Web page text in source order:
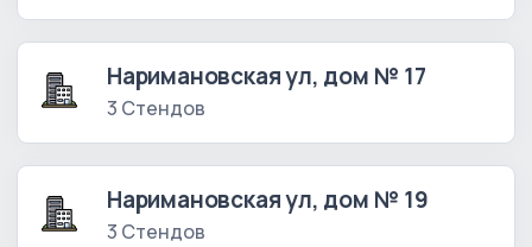
Наримановская ул, дом № 17
3 Стендов
Наримановская ул, дом № 19
3 Стендов